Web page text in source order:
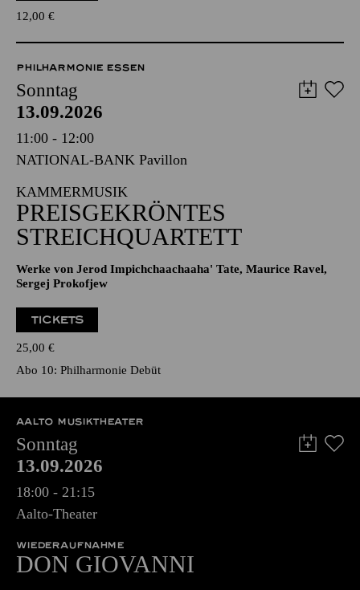
12,00 €
PHILHARMONIE ESSEN
Sonntag
13.09.2026
11:00 - 12:00
NATIONAL-BANK Pavillon
KAMMERMUSIK
PREISGEKRÖNTES
STREICHQUARTETT
Werke von Jerod Impichchaachaaha' Tate, Maurice Ravel,
Sergej Prokofjew
TICKETS
25,00 €
Abo 10: Philharmonie Debüt
AALTO MUSIKTHEATER
Sonntag
13.09.2026
18:00 - 21:15
Aalto-Theater
WIEDERAUFNAHME
DON GIO­VANNI